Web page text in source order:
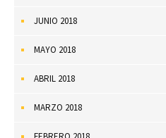
JUNIO 2018
MAYO 2018
ABRIL 2018
MARZO 2018